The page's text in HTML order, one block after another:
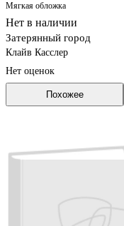
Мягкая обложка
Нет в наличии
Затерянный город
Клайв Касслер
Нет оценок
Похожее